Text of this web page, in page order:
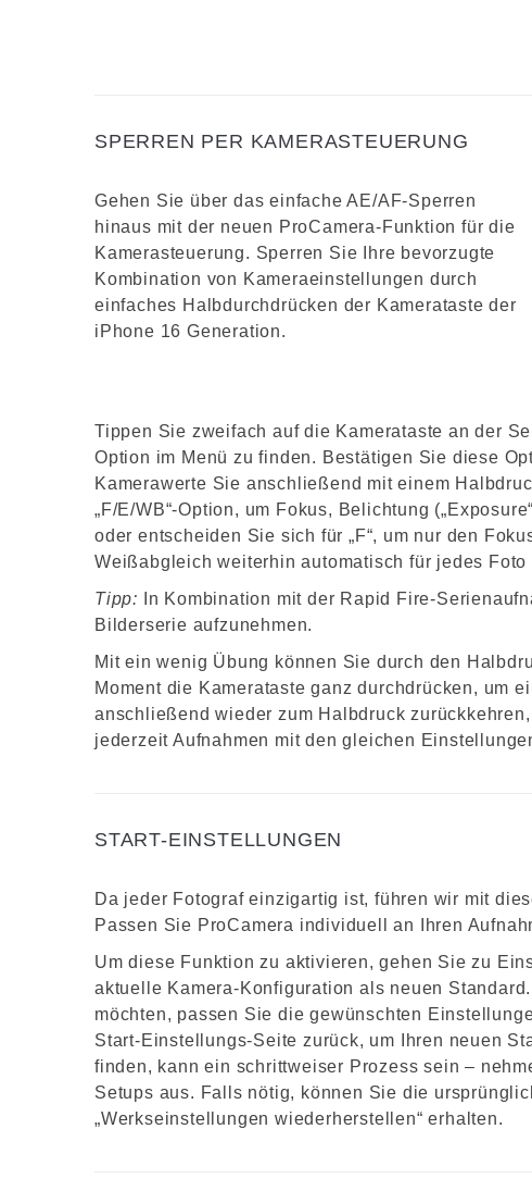
SPERREN PER KAMERASTEUERUNG
Gehen Sie über das einfache AE/AF-Sperren
hinaus mit der neuen ProCamera-Funktion für die
Kamerasteuerung. Sperren Sie Ihre bevorzugte
Kombination von Kameraeinstellungen durch
einfaches Halbdurchdrücken der Kamerataste der
iPhone 16 Generation.
Tippen Sie zweifach auf die Kamerataste an der
Option im Menü zu finden. Bestätigen Sie diese
Kamerawerte Sie anschließend mit einem
„F/E/WB“-Option, um Fokus, Belichtung
oder entscheiden Sie sich für „F“, um nur den
Weißabgleich weiterhin automatisch für jedes Foto
Tipp: In Kombination mit der Rapid Fire-
Bilderserie aufzunehmen.
Mit ein wenig Übung können Sie durch den
Moment die Kamerataste ganz durchdrücken, um
anschließend wieder zum Halbdruck
jederzeit Aufnahmen mit den gleichen
START-EINSTELLUNGEN
Da jeder Fotograf einzigartig ist, führen wir mit
Passen Sie ProCamera individuell an Ihren
Um diese Funktion zu aktivieren, gehen Sie zu
aktuelle Kamera-Konfiguration als neuen
möchten, passen Sie die gewünschten
Start-Einstellungs-Seite zurück, um Ihren neuen
finden, kann ein schrittweiser Prozess sein –
Setups aus. Falls nötig, können Sie die
„Werkseinstellungen wiederherstellen“ erhalten.